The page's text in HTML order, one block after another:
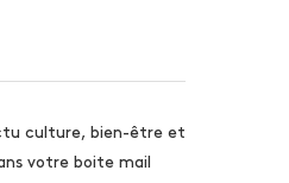
culture, bien-être et
votre boite mail